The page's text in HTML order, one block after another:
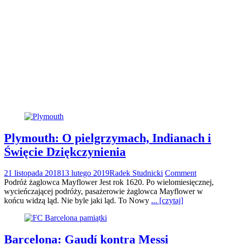
Plymouth: O pielgrzymach, Indianach i
Święcie Dziękczynienia
21 listopada 201813 lutego 2019Radek Studnicki Comment
Podróż żaglowca Mayflower Jest rok 1620. Po wielomiesięcznej,
wycieńczającej podróży, pasażerowie żaglowca Mayflower w
końcu widzą ląd. Nie byle jaki ląd. To Nowy ... [czytaj]
Barcelona: Gaudí kontra Messi